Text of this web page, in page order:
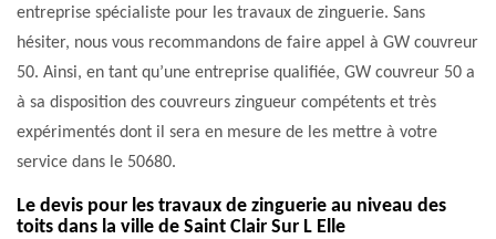
entreprise spécialiste pour les travaux de zinguerie. Sans
hésiter, nous vous recommandons de faire appel à GW couvreur
50. Ainsi, en tant qu’une entreprise qualifiée, GW couvreur 50 a
à sa disposition des couvreurs zingueur compétents et très
expérimentés dont il sera en mesure de les mettre à votre
service dans le 50680.
Le devis pour les travaux de zinguerie au niveau des
toits dans la ville de Saint Clair Sur L Elle